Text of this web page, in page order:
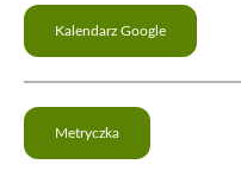
Kalendarz Google
Metryczka